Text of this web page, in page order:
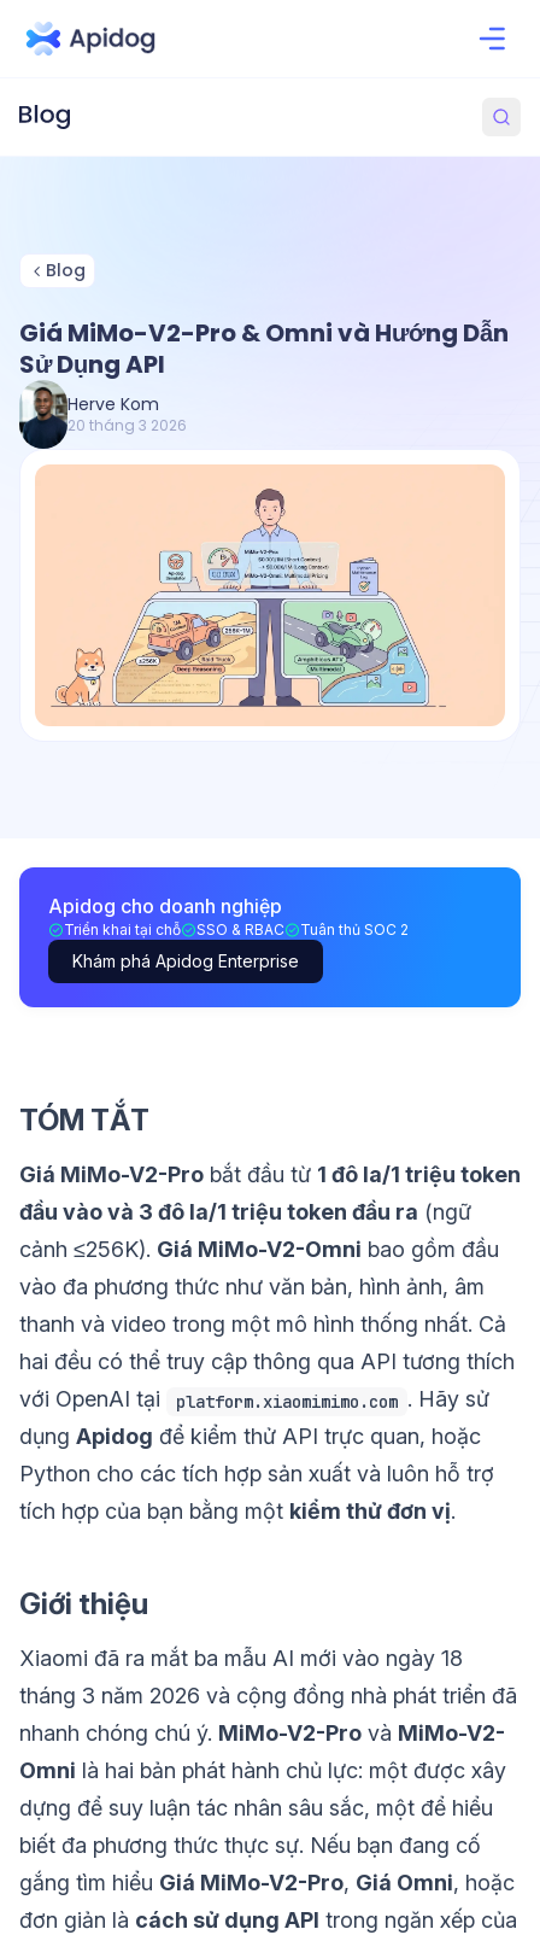
Blog
Giá MiMo-V2-Pro & Omni và Hướng Dẫn
Sử Dụng API
Herve Kom
20 tháng 3 2026
Apidog cho doanh nghiệp
Triển khai tại chỗ SSO & RBAC Tuân thủ SOC 2
Khám phá Apidog Enterprise
TÓM TẮT
Giá MiMo-V2-Pro bắt đầu từ 1 đô la/1 triệu token
đầu vào và 3 đô la/1 triệu token đầu ra (ngữ
cảnh ≤256K). Giá MiMo-V2-Omni bao gồm đầu
vào đa phương thức như văn bản, hình ảnh, âm
thanh và video trong một mô hình thống nhất. Cả
hai đều có thể truy cập thông qua API tương thích
với OpenAI tại
platform.xiaomimimo.com . Hãy sử
dụng Apidog để kiểm thử API trực quan, hoặc
Python cho các tích hợp sản xuất và luôn hỗ trợ
tích hợp của bạn bằng một kiểm thử đơn vị.
Giới thiệu
Xiaomi đã ra mắt ba mẫu AI mới vào ngày 18
tháng 3 năm 2026 và cộng đồng nhà phát triển đã
nhanh chóng chú ý. MiMo-V2-Pro và MiMo-V2-
Omni là hai bản phát hành chủ lực: một được xây
dựng để suy luận tác nhân sâu sắc, một để hiểu
biết đa phương thức thực sự. Nếu bạn đang cố
gắng tìm hiểu Giá MiMo-V2-Pro, Giá Omni, hoặc
đơn giản là cách sử dụng API trong ngăn xếp của